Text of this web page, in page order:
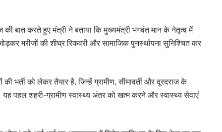
बात करते हुए मंत्री ने बताया कि मुख्यमंत्री भगवंत मान के नेतृत्व में
मरीजों की शीघ्र रिकवरी और सामाजिक पुनर्स्थापना सुनिश्चित कर
भर्ती को लेकर तैयार है, जिन्हें ग्रामीण, सीमावर्ती और दूरदराज के
यह पहल शहरी-ग्रामीण स्वास्थ्य अंतर को खत्म करने और स्वास्थ्य सेवाएं